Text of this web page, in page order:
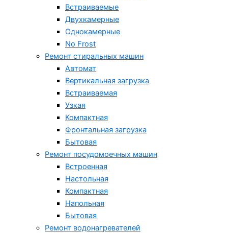
Встраиваемые
Двухкамерные
Однокамерные
No Frost
Ремонт стиральных машин
Автомат
Вертикальная загрузка
Встраиваемая
Узкая
Компактная
Фронтальная загрузка
Бытовая
Ремонт посудомоечных машин
Встроенная
Настольная
Компактная
Напольная
Бытовая
Ремонт водонагревателей